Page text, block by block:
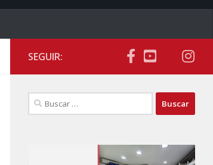
SEGUIR:
Buscar: